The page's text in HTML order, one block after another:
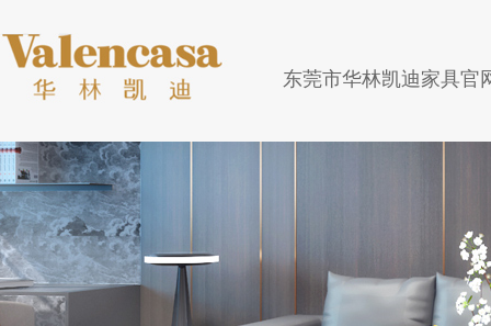
东莞市华林凯迪家具官